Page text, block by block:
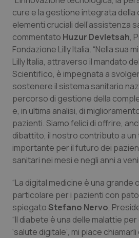
cure e la gestione integrata della
elementi cruciali dell’assistenza
commentato Huzur Devletsah,
Fondazione Lilly Italia. “Nella sua
Lilly Italia, attraverso il mandato
Scientifico, è impegnata a
sostenere il sistema sanitario
percorso di gestione della
e, in ultima analisi, di
pazienti. Siamo felici di offrire,
dibattito, il nostro contributo a un
importante per il futuro dei
sanitari nei mesi e negli anni a
“La digital medicine è una grande
particolare per i pazienti con
spiegato Stefano Nervo,
“Il diabete è una delle malattie
‘salute digitale’, mi piace